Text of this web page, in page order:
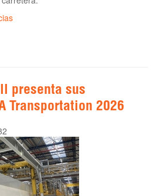
presenta sus
Transportation 2026